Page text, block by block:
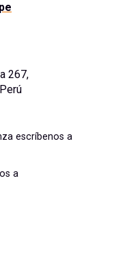
267,
escríbenos a
a